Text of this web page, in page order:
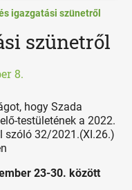
igazgatási szünetről
szünetről
8.
hogy Szada
testületének a 2022.
szóló 32/2021.(XI.26.)
23-30. között